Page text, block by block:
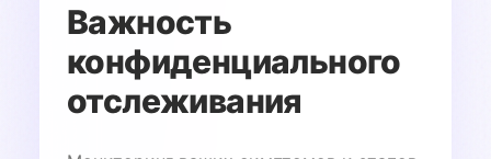
Важность
конфиденциального
отслеживания